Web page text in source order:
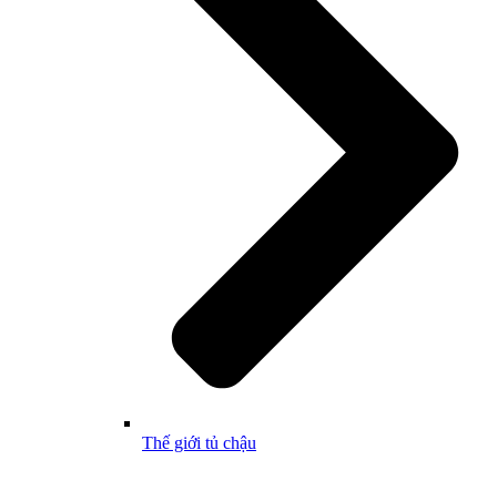
Thế giới tủ chậu